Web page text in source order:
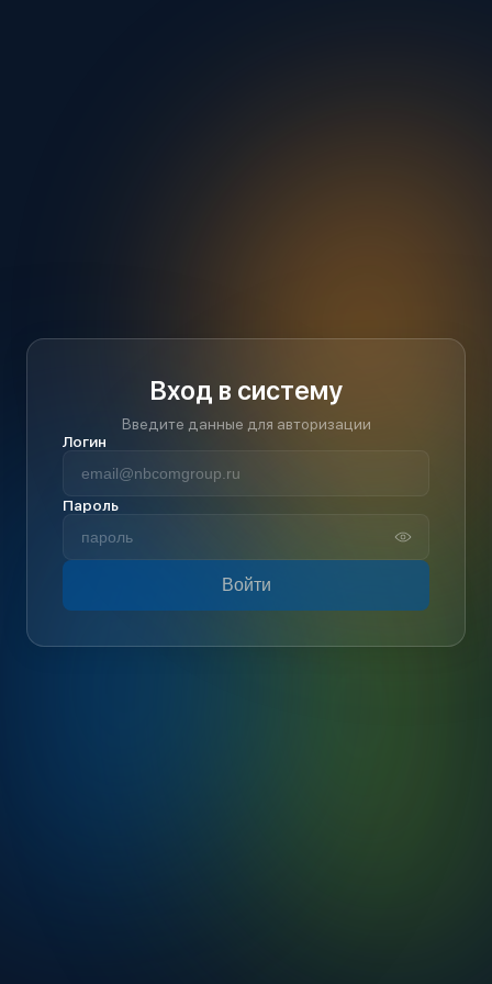
Вход в систему
Введите данные для авторизации
Логин
Пароль
Войти